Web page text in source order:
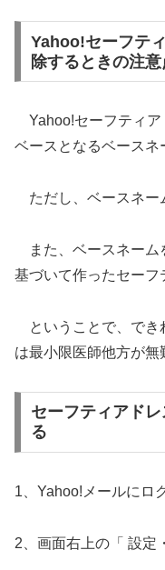
Yahoo!セーフテ
除するときの注意
Yahoo!セーフティア
ベースとなるベースネ
ただし、ベースネー
また、ベースネーム
基づいて作ったセーフ
ということで、でき
は最小限医師他方が無
セーフティアド
る
1、Yahoo!メールにロ
2、画面右上の「 設定